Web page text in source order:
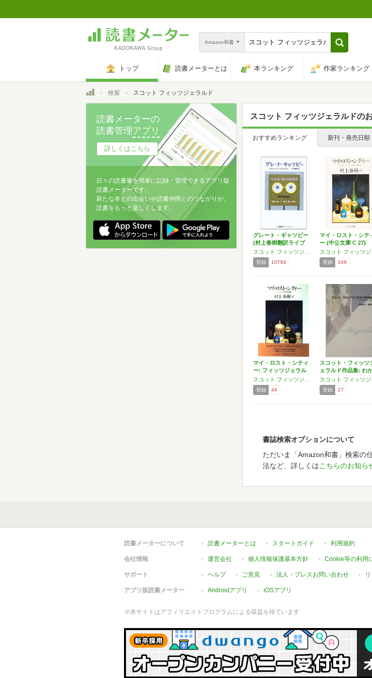
Amazon和書
トップ 読書メーターとは 本ランキング 作家ランキング
トップ検索 スコット フィッツジェラルド
スコット フィッツジェラルドの
おすすめランキング 新刊・発売日順
グレート・ギャツビー
(村上春樹翻訳ライブ
ラ…
登録 10784
マイ・ロスト・シテ
ー (中公文庫 C 27)
登録 349
マイ・ロスト・シティ
ー: フィッツジェラル
ド…
登録 44
スコット・フィッツ
ェラルド作品集: わ
失…
登録 27
書誌検索オプションについて
ただいま「Amazon和書」検索の
法など、詳しくはこちらのお知ら
読書メーターの
読書管理アプリ
詳しくはこちら
日々の読書量を簡単に記録・管理できるアプリ版
読書メーターです。
新たな本との出会いや読書仲間とのつながりが、
読書をもっと楽しくします。
読書メーターについて 読書メーターとは スタートガイド 利用規約
会社情報 運営会社 個人情報保護基本方針 Cookie等の利用
サポート ヘルプ ご意見 法人・プレスお問い合わせ
アプリ版読書メーター Androidアプリ iOSアプリ
※本サイトはアフィリエイトプログラムによる収益を得ています